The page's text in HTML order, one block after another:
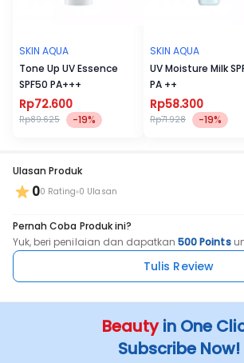
SKIN AQUA
Tone Up UV Essence
SPF50 PA+++
Rp72.600
Rp89.625 -19%
SKIN AQUA
UV Moisture Milk
PA ++
Rp58.300
Rp71.928 -19%
Ulasan Produk
00 Rating 0 Ulasan
Pernah Coba Produk ini?
Yuk, beri penilaian dan dapatkan500 Points
Tulis Review
Beautyin One
Subscribe Now!